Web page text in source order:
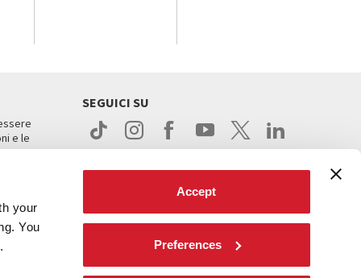
your
You
Accept
Preferences
e le
SEGUICI SU